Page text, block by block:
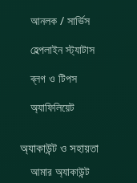
আনলক / সার্ভিস
হেল্পলাইন স্ট্যাটাস
ব্লগ ও টিপস
অ্যাফিলিয়েট
অ্যাকাউন্ট ও সহায়তা
আমার অ্যাকাউন্ট